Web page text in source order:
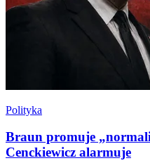
Polityka
Braun promuje
Cenckiewicz alarmuje